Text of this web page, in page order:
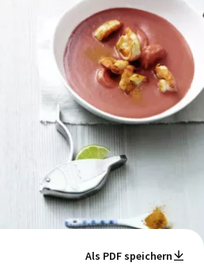
Als PDF speichern